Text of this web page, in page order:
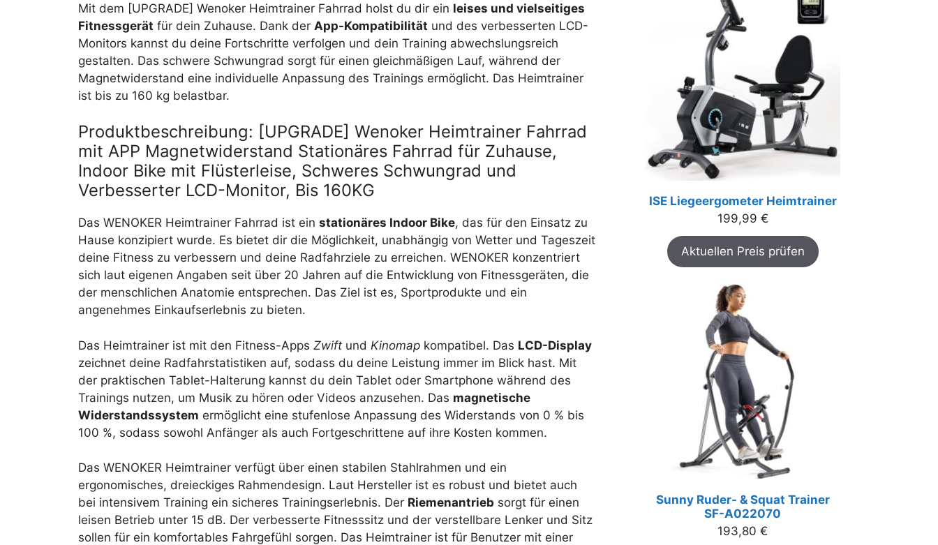
Mit dem [UPGRADE] Wenoker Heimtrainer Fahrrad holst du dir ein leises und vielseitiges
Fitnessgerät für dein Zuhause. Dank der App-Kompatibilität und des verbesserten LCD-
Monitors kannst du deine Fortschritte verfolgen und dein Training abwechslungsreich
gestalten. Das schwere Schwungrad sorgt für einen gleichmäßigen Lauf, während der
Magnetwiderstand eine individuelle Anpassung des Trainings ermöglicht. Das Heimtrainer
ist bis zu 160 kg belastbar.
Produktbeschreibung: [UPGRADE] Wenoker Heimtrainer Fahrrad
mit APP Magnetwiderstand Stationäres Fahrrad für Zuhause,
Indoor Bike mit Flüsterleise, Schweres Schwungrad und
Verbesserter LCD-Monitor, Bis 160KG
Das WENOKER Heimtrainer Fahrrad ist ein stationäres Indoor Bike, das für den Einsatz zu
Hause konzipiert wurde. Es bietet dir die Möglichkeit, unabhängig von Wetter und Tageszeit
deine Fitness zu verbessern und deine Radfahrziele zu erreichen. WENOKER konzentriert
sich laut eigenen Angaben seit über 20 Jahren auf die Entwicklung von Fitnessgeräten, die
der menschlichen Anatomie entsprechen. Das Ziel ist es, Sportprodukte und ein
angenehmes Einkaufserlebnis zu bieten.
Das Heimtrainer ist mit den Fitness-Apps Zwift und Kinomap kompatibel. Das LCD-Display
zeichnet deine Radfahrstatistiken auf, sodass du deine Leistung immer im Blick hast. Mit
der praktischen Tablet-Halterung kannst du dein Tablet oder Smartphone während des
Trainings nutzen, um Musik zu hören oder Videos anzusehen. Das magnetische
Widerstandssystem ermöglicht eine stufenlose Anpassung des Widerstands von 0 % bis
100 %, sodass sowohl Anfänger als auch Fortgeschrittene auf ihre Kosten kommen.
Das WENOKER Heimtrainer verfügt über einen stabilen Stahlrahmen und ein
ergonomisches, dreieckiges Rahmendesign. Laut Hersteller ist es robust und bietet auch
bei intensivem Training ein sicheres Trainingserlebnis. Der Riemenantrieb sorgt für einen
leisen Betrieb unter 15 dB. Der verbesserte Fitnesssitz und der verstellbare Lenker und Sitz
sollen für ein komfortables Fahrgefühl sorgen. Das Heimtrainer ist für Benutzer mit einer
ISE Liegeergometer Heimtrainer
199,99 €
Aktuellen Preis prüfen
Sunny Ruder- & Squat Trainer
SF-A022070
193,80 €